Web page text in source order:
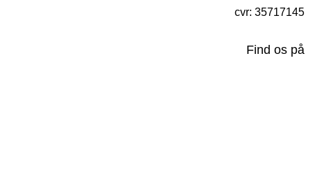
cvr: 35717145
Find os på